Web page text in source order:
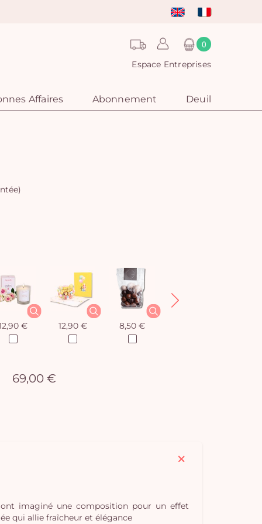
0
Espace Entreprises
Affaires Abonnement Deuil
69,00 €
€ 12,90 € 8,50 €
imaginé une composition pour un effet
qui allie fraîcheur et élégance